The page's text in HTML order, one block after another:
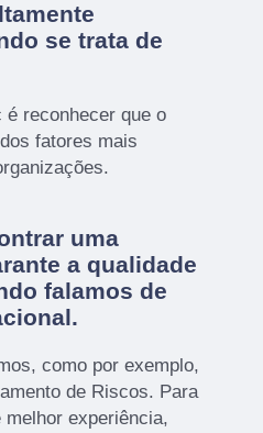
se trata de
é reconhecer que o
fatores mais
uma
a qualidade
falamos de
como por exemplo,
de Riscos. Para
experiência,